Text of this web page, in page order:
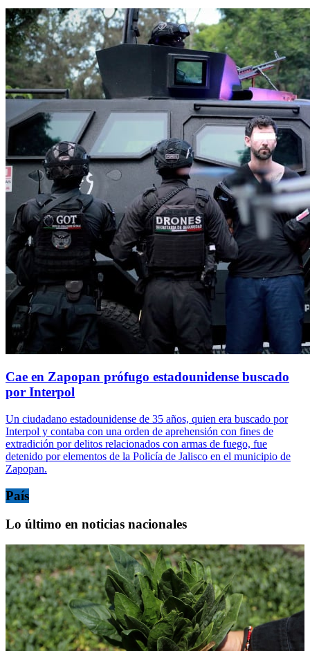
Cae en Zapopan prófugo estadounidense buscado
por Interpol
Un ciudadano estadounidense de 35 años, quien era buscado por
Interpol y contaba con una orden de aprehensión con fines de
extradición por delitos relacionados con armas de fuego, fue
detenido por elementos de la Policía de Jalisco en el municipio de
Zapopan.
País
Lo último en noticias nacionales